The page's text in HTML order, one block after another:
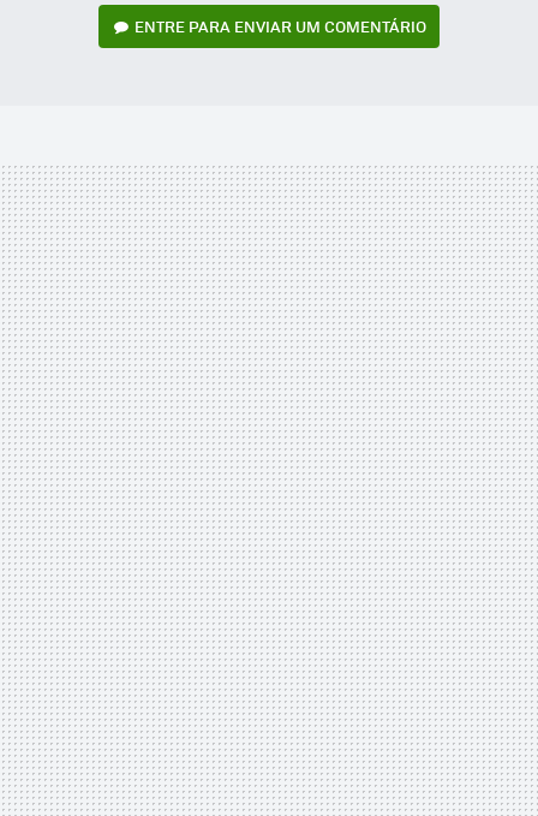
ENTRE PARA ENVIAR UM COMENTÁRIO